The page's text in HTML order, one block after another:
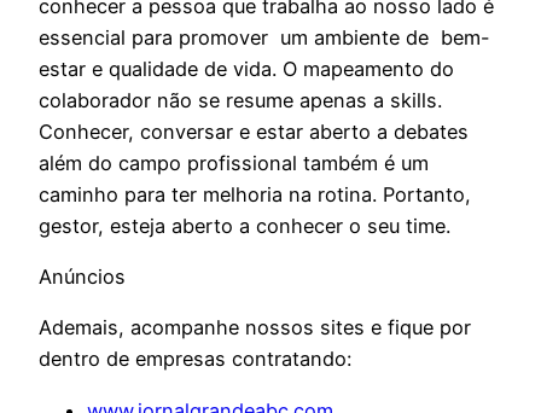
conhecer a pessoa que trabalha ao nosso lado é
essencial para promover um ambiente de bem-
estar e qualidade de vida. O mapeamento do
colaborador não se resume apenas a skills.
Conhecer, conversar e estar aberto a debates
além do campo profissional também é um
caminho para ter melhoria na rotina. Portanto,
gestor, esteja aberto a conhecer o seu time.
Anúncios
Ademais, acompanhe nossos sites e fique por
dentro de empresas contratando: